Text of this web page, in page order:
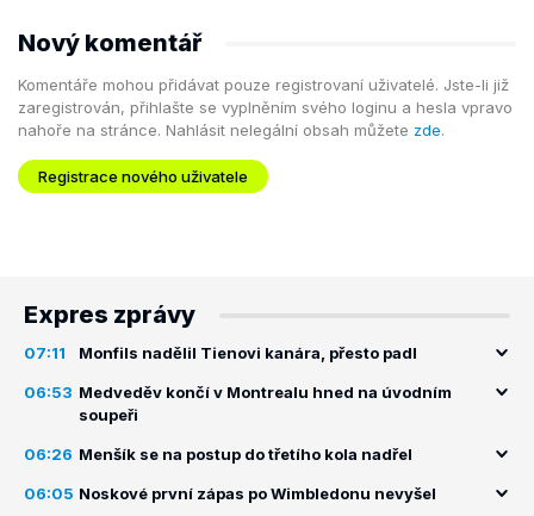
Nový komentář
Komentáře mohou přidávat pouze registrovaní uživatelé. Jste-li již
zaregistrován, přihlašte se vyplněním svého loginu a hesla vpravo
nahoře na stránce. Nahlásit nelegální obsah můžete zde.
Registrace nového uživatele
Expres zprávy
07:11 Monfils nadělil Tienovi kanára, přesto padl
06:53 Medveděv končí v Montrealu hned na úvodním
soupeři
06:26 Menšík se na postup do třetího kola nadřel
06:05 Noskové první zápas po Wimbledonu nevyšel